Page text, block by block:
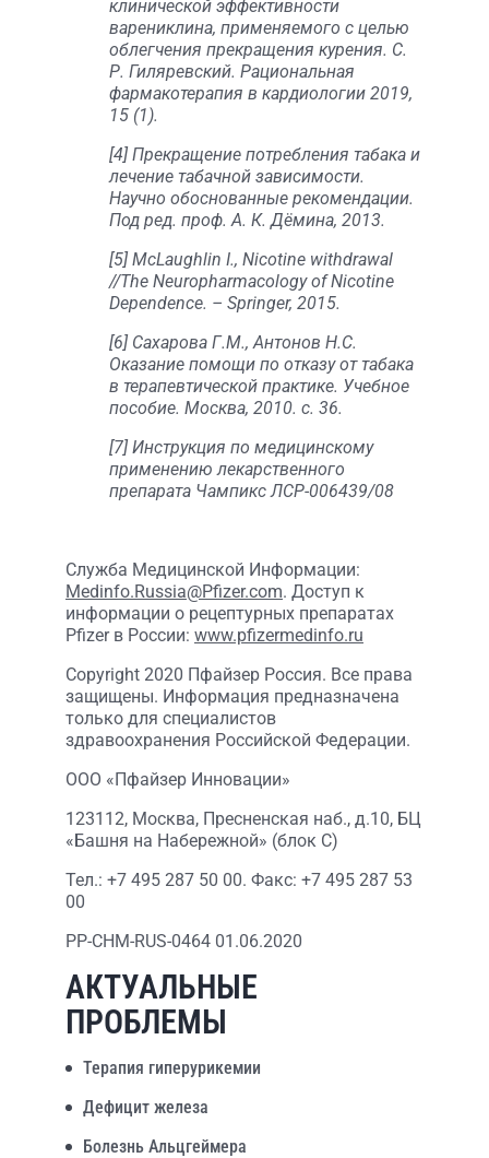
клинической эффективности
варениклина, применяемого с целью
облегчения прекращения курения. С.
Р. Гиляревский. Рациональная
фармакотерапия в кардиологии 2019,
15 (1).
[4] Прекращение потребления табака и
лечение табачной зависимости.
Научно обоснованные рекомендации.
Под ред. проф. А. К. Дёмина, 2013.
[5] McLaughlin I., Nicotine withdrawal
//The Neuropharmacology of Nicotine
Dependence. – Springer, 2015.
[6] Сахарова Г.М., Антонов Н.С.
Оказание помощи по отказу от табака
в терапевтической практике. Учебное
пособие. Москва, 2010. с. 36.
[7] Инструкция по медицинскому
применению лекарственного
препарата Чампикс ЛСР-006439/08
Служба Медицинской Информации:
Medinfo.Russia@Pfizer.com. Доступ к
информации о рецептурных препаратах
Pfizer в России: www.pfizermedinfo.ru
Copyright 2020 Пфайзер Россия. Все права
защищены. Информация предназначена
только для специалистов
здравоохранения Российской Федерации.
OOO «Пфайзер Инновации»
123112, Москва, Пресненская наб., д.10, БЦ
«Башня на Набережной» (блок С)
Тел.: +7 495 287 50 00. Факс: +7 495 287 53
00
PP-CHM-RUS-0464 01.06.2020
АКТУАЛЬНЫЕ
ПРОБЛЕМЫ
Терапия гиперурикемии
Дефицит железа
Болезнь Альцгеймера